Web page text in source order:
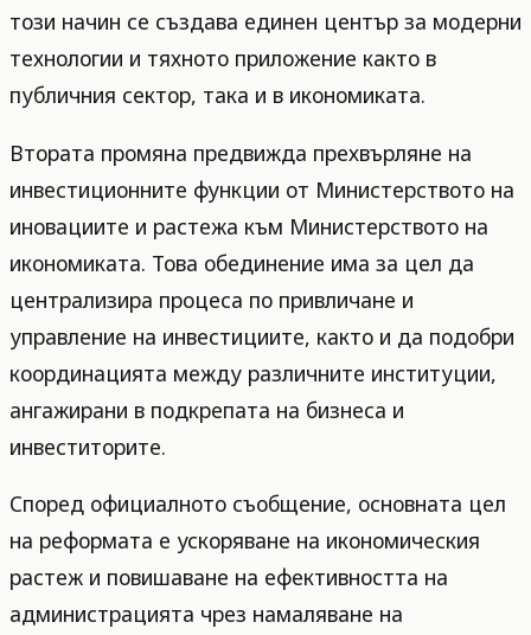
този начин се създава единен център за модерни
технологии и тяхното приложение както в
публичния сектор, така и в икономиката.
Втората промяна предвижда прехвърляне на
инвестиционните функции от Министерството на
иновациите и растежа към Министерството на
икономиката. Това обединение има за цел да
централизира процеса по привличане и
управление на инвестициите, както и да подобри
координацията между различните институции,
ангажирани в подкрепата на бизнеса и
инвеститорите.
Според официалното съобщение, основната цел
на реформата е ускоряване на икономическия
растеж и повишаване на ефективността на
администрацията чрез намаляване на